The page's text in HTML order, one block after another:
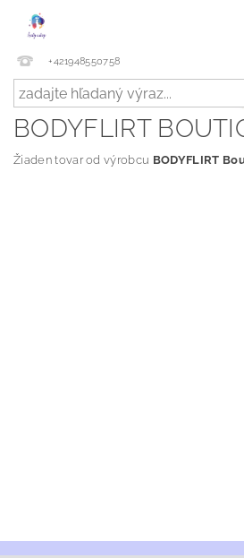
+421948550758
BODYFLIRT
Žiaden tovar od výrobcu BODYFLIRT